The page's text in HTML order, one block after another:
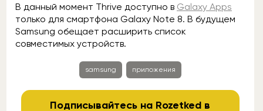
В данный момент Thrive доступно в Galaxy Apps
только для смартфона Galaxy Note 8. В будущем
Samsung обещает расширить список
совместимых устройств.
samsung приложения
Подписывайтесь на Rozetked в